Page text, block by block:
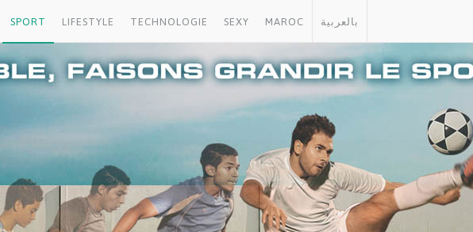
SPORT LIFESTYLE TECHNOLOGIE SEXY MAROC بالعربية